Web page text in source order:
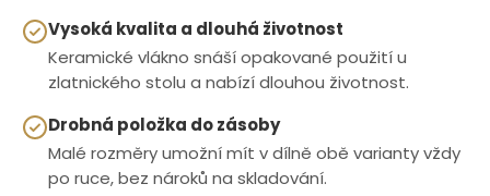
Vysoká kvalita a dlouhá životnost
Keramické vlákno snáší opakované použití u
zlatnického stolu a nabízí dlouhou životnost.
Drobná položka do zásoby
Malé rozměry umožní mít v dílně obě varianty vždy
po ruce, bez nároků na skladování.